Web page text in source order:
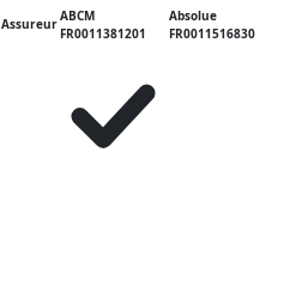
AssureurABCM
FR0011381201
Absolue
FR0011516830